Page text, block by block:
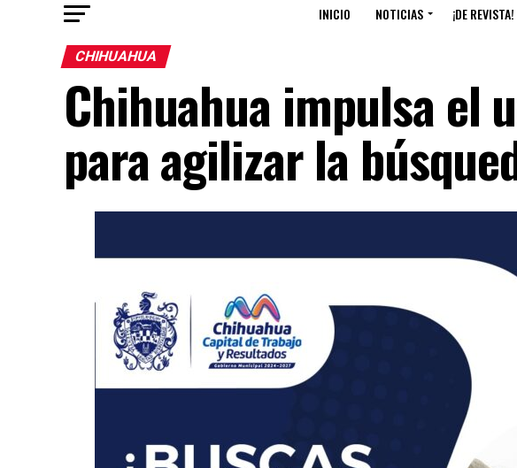
INICIO NOTICIAS ¡DE REVISTA!
CHIHUAHUA
Chihuahua impulsa el
para agilizar la